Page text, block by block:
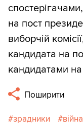
на пост
виборчій
кандидата на
кандидатами
Поширити
зрадники війна